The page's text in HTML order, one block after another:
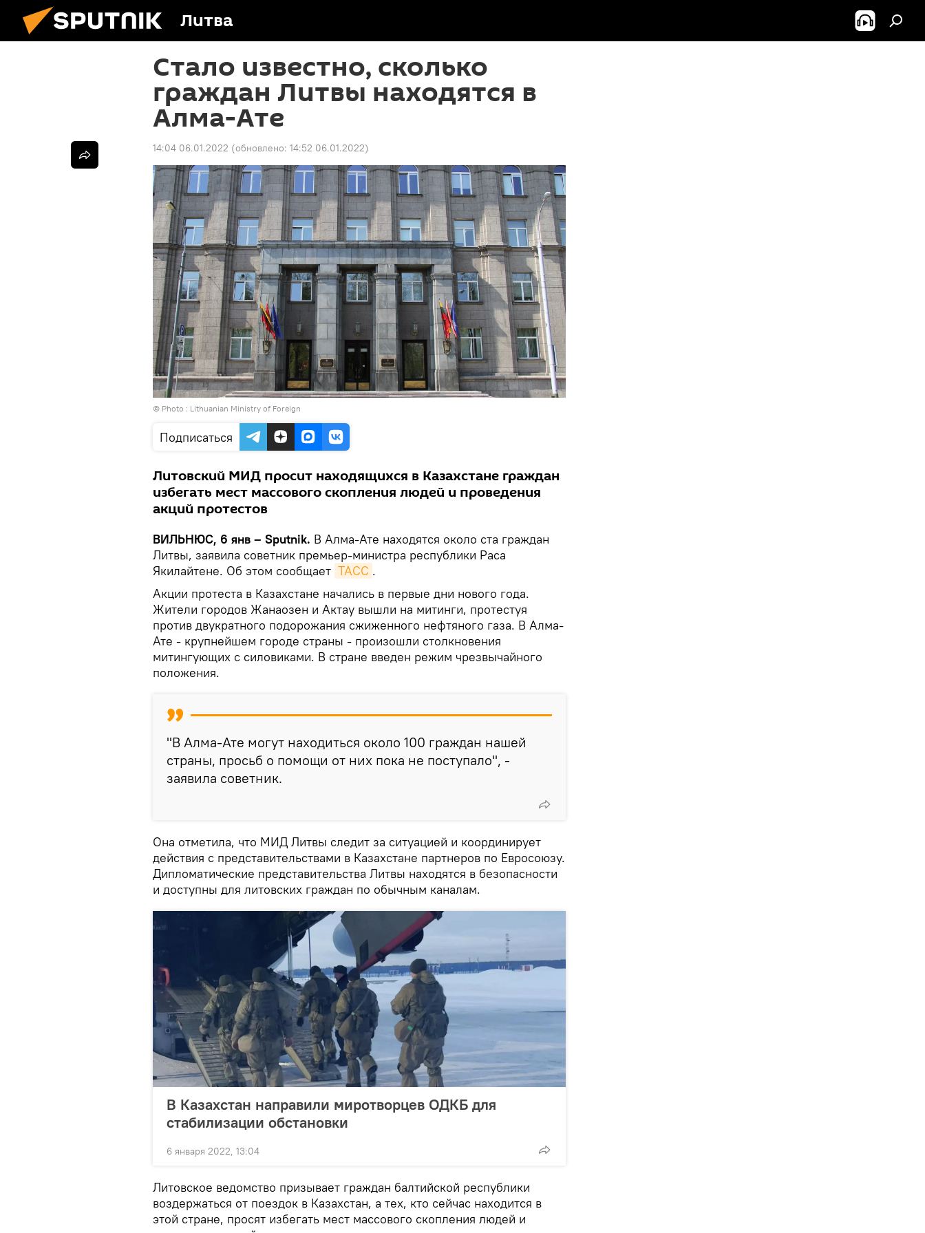
Литва
Стало известно, сколько
граждан Литвы находятся в
Алма-Ате
14:04 06.01.2022 (обновлено: 14:52 06.01.2022)
© Photo : Lithuanian Ministry of Foreign
Подписаться
Литовский МИД просит находящихся в Казахстане граждан
избегать мест массового скопления людей и проведения
акций протестов
ВИЛЬНЮС, 6 янв – Sputnik. В Алма-Ате находятся около ста граждан
Литвы, заявила советник премьер-министра республики Раса
Якилайтене. Об этом сообщает ТАСС .
Акции протеста в Казахстане начались в первые дни нового года.
Жители городов Жанаозен и Актау вышли на митинги, протестуя
против двукратного подорожания сжиженного нефтяного газа. В Алма-
Ате - крупнейшем городе страны - произошли столкновения
митингующих с силовиками. В стране введен режим чрезвычайного
положения.
"В Алма-Ате могут находиться около 100 граждан нашей
страны, просьб о помощи от них пока не поступало", -
заявила советник.
Она отметила, что МИД Литвы следит за ситуацией и координирует
действия с представительствами в Казахстане партнеров по Евросоюзу.
Дипломатические представительства Литвы находятся в безопасности
и доступны для литовских граждан по обычным каналам.
В Казахстан направили миротворцев ОДКБ для
стабилизации обстановки
6 января 2022, 13:04
Литовское ведомство призывает граждан балтийской республики
воздержаться от поездок в Казахстан, а тех, кто сейчас находится в
этой стране, просят избегать мест массового скопления людей и